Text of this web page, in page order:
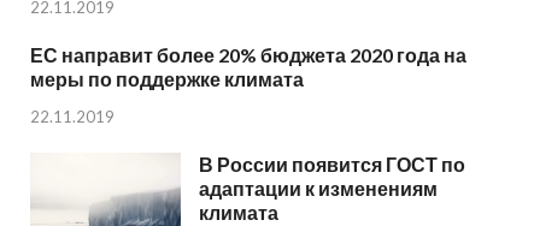
22.11.2019
ЕС направит более 20% бюджета 2020 года на
меры по поддержке климата
22.11.2019
В России появится ГОСТ по
адаптации к изменениям
климата